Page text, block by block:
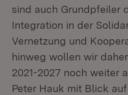
sind auch Grundpfeiler
Integration in der
Vernetzung und
hinweg wollen wir
2021-2027 noch weiter
Peter Hauk mit Blick